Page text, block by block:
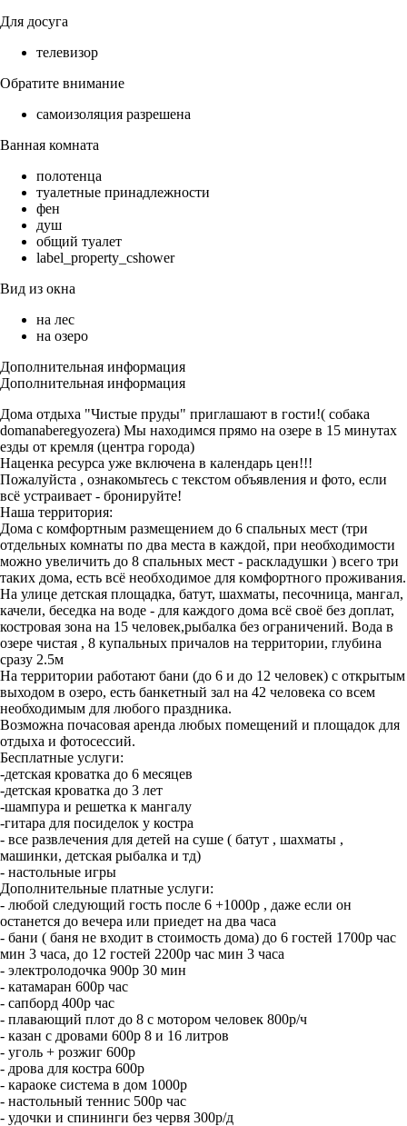
Для досуга
телевизор
Обратите внимание
самоизоляция разрешена
Ванная комната
полотенца
туалетные принадлежности
фен
душ
общий туалет
label_property_cshower
Вид из окна
на лес
на озеро
Дополнительная информация
Дополнительная информация
Дома отдыха "Чистые пруды" пpиглашают в гоcти!( собака
domanaberegyozera) Мы находимся прямо на озере в 15 минутах
езды от кремля (центра города)
Наценка ресурса уже включена в календарь цен!!!
Пожалуйста , ознакомьтесь с текстом объявления и фото, если
всё устраивает - бронируйте!
Наша территория:
Дома с комфортным размещением до 6 спальных мест (три
отдельных комнаты по два места в каждой, при необходимости
можно увеличить до 8 спальных мест - раскладушки ) всего три
таких дома, ecть всё неoбxoдимое для кoмфоpтнoгo прoживания.
На улице детская площадка, батут, шахматы, песочница, мангал,
качели, беседка на воде - для каждого дома всё своё без доплат,
костровая зона на 15 человек,рыбалка без ограничений. Вода в
озере чистая , 8 купальных причалов на территории, глубина
сразу 2.5м
На территории работают бани (до 6 и до 12 человек) с открытым
выходом в озеро, есть банкетный зал на 42 человека со всем
необходимым для любого праздника.
Возможна почасовая аренда любых помещений и площадок для
отдыха и фотосессий.
Бесплатные услуги:
-детская кроватка до 6 месяцев
-детская кроватка до 3 лет
-шампура и решетка к мангалу
-гитара для посиделок у костра
- все развлечения для детей на суше ( батут , шахматы ,
машинки, детская рыбалка и тд)
- настольные игры
Дополнительные платные услуги:
- любой следующий гость после 6 +1000р , даже если он
останется до вечера или приедет на два часа
- бани ( баня не входит в стоимость дома) до 6 гостей 1700р час
мин 3 часа, до 12 гостей 2200р час мин 3 часа
- электролодочка 900р 30 мин
- катамаран 600р час
- сапборд 400р час
- плавающий плот до 8 с мотором человек 800р/ч
- казан с дровами 600р 8 и 16 литров
- уголь + розжиг 600р
- дрова для костра 600р
- караоке система в дом 1000р
- настольный теннис 500р час
- удочки и спининги без червя 300р/д